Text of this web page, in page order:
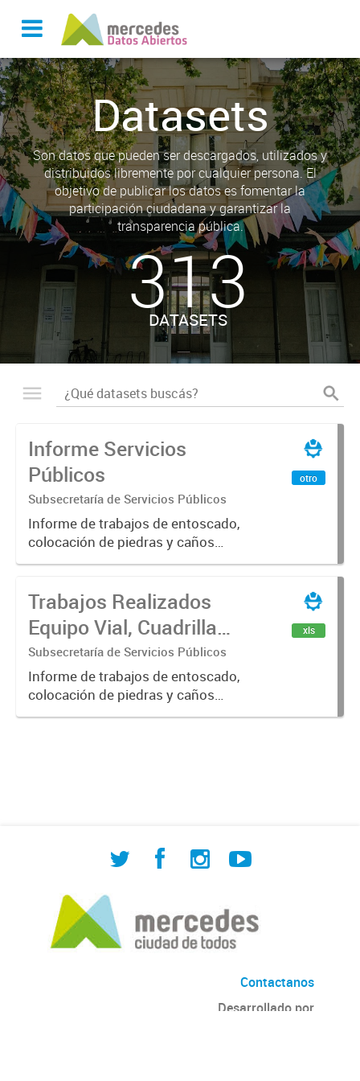
Datasets
Son datos que pueden ser descargados, utilizados y
distribuidos libremente por cualquier persona. El
objetivo de publicar los datos es fomentar la
participación ciudadana y garantizar la
transparencia pública.
313
DATASETS
Informe Servicios
Públicos
Subsecretaría de Servicios Públicos
Informe de trabajos de entoscado,
colocación de piedras y caños
(zanjeo - cruce de calles) Informe
construcción, colocación de tapa
registro, reparación...
otro
Trabajos Realizados
Equipo Vial, Cuadrilla
Bacheo, Servicio
Eléctrico - Noviembre
2021
Subsecretaría de Servicios Públicos
Informe de trabajos de entoscado,
colocación de piedras y caños
(zanjeo - cruce de calles) Informe
xls
Contactanos
Desarrollado por